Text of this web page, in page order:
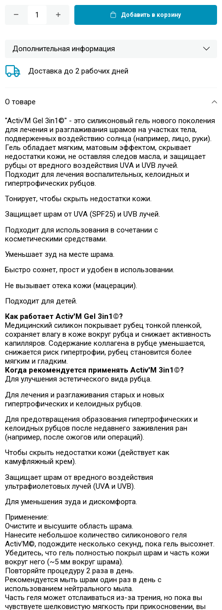
Добавить в корзину
Дополнительная информация
Доставка до 2 рабочих дней
О товаре
"Activ'M Gel 3in1©" - это силиконовый гель нового поколения
для лечения и разглаживания шрамов на участках тела,
подверженных воздействию солнца (например, лицо, руки).
Гель обладает мягким, матовым эффектом, скрывает
недостатки кожи, не оставляя следов масла, и защищает
рубцы от вредного воздействия UVA и UVB лучей.
Подходит для лечения воспалительных, келоидных и
гипертрофических рубцов.
Тонирует, чтобы скрыть недостатки кожи.
Защищает шрам от UVA (SPF25) и UVB лучей.
Подходит для использования в сочетании с
косметическими средствами.
Уменьшает зуд на месте шрама.
Быстро сохнет, прост и удобен в использовании.
Не вызывает отека кожи (мацерации).
Подходит для детей.
Как работает Activ'M Gel 3in1©?
Медицинский силикон покрывает рубец тонкой пленкой,
сохраняет влагу в коже вокруг рубца и снижает активность
капилляров. Содержание коллагена в рубце уменьшается,
снижается риск гипертрофии, рубец становится более
мягким и гладким.
Когда рекомендуется применять Activ'M 3in1©?
Для улучшения эстетического вида рубца.
Для лечения и разглаживания старых и новых
гипертрофических и келоидных рубцов.
Для предотвращения образования гипертрофических и
келоидных рубцов после недавнего заживления ран
(например, после ожогов или операций).
Чтобы скрыть недостатки кожи (действует как
камуфляжный крем).
Защищает шрам от вредного воздействия
ультрафиолетовых лучей (UVA и UVB).
Для уменьшения зуда и дискомфорта.
Применение:
Очистите и высушите область шрама.
Нанесите небольшое количество силиконового геля
Activ'M©, подождите несколько секунд, пока гель высохнет.
Убедитесь, что гель полностью покрыл шрам и часть кожи
вокруг него (~5 мм вокруг шрама).
Повторяйте процедуру 2 раза в день.
Рекомендуется мыть шрам один раз в день с
использованием нейтрального мыла.
Часть геля может отслаиваться из-за трения, но пока вы
чувствуете шелковистую мягкость при прикосновении, вы